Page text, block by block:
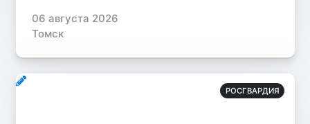
06 августа 2026
Томск
РОСГВАРДИЯ